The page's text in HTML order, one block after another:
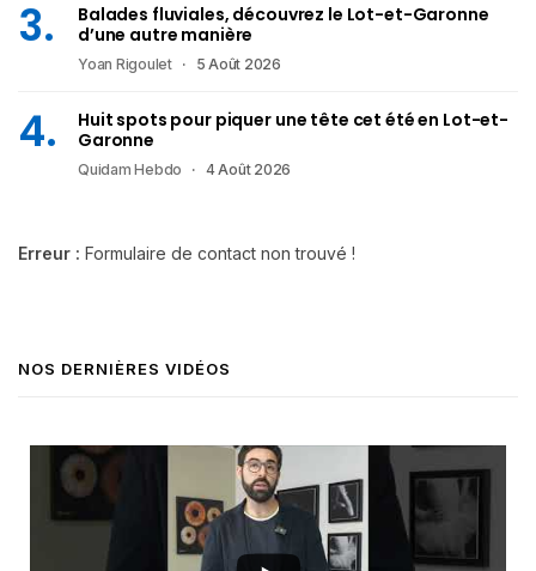
Balades fluviales, découvrez le Lot-et-Garonne
d’une autre manière
Yoan Rigoulet 5 Août 2026
Huit spots pour piquer une tête cet été en Lot-et-
Garonne
Quidam Hebdo 4 Août 2026
Erreur : Formulaire de contact non trouvé !
NOS DERNIÈRES VIDÉOS